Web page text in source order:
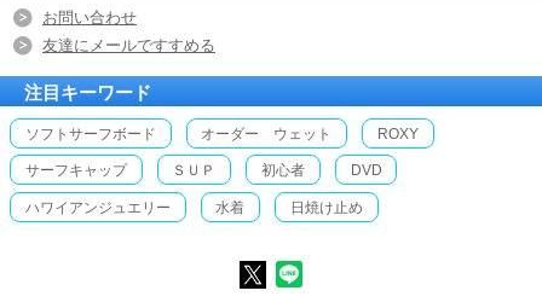
お問い合わせ
友達にメールですすめる
注目キーワード
ソフトサーフボード オーダー ウェット ROXY
サーフキャップ ＳＵＰ 初心者 DVD
ハワイアンジュエリー 水着 日焼け止め